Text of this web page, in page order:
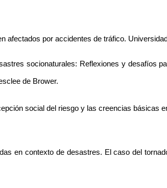
afectados por accidentes de tráfico.
socionaturales: Reflexiones y desafíos
de Brower.
social del riesgo y las creencias
en contexto de desastres. El caso del